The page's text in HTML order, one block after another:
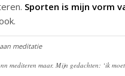
Sporten is mijn vorm
mediteren maar. Mijn gedachten: ‘ik